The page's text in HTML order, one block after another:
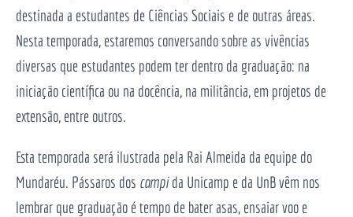
destinada a estudantes de Ciências Sociais e de outras áreas.
Nesta temporada, estaremos conversando sobre as vivências
diversas que estudantes podem ter dentro da graduação: na
iniciação científica ou na docência, na militância, em projetos de
extensão, entre outros.
Esta temporada será ilustrada pela Rai Almeida da equipe do
Mundaréu. Pássaros dos campida Unicamp e da UnB vêm nos
lembrar que graduação é tempo de bater asas, ensaiar voo e